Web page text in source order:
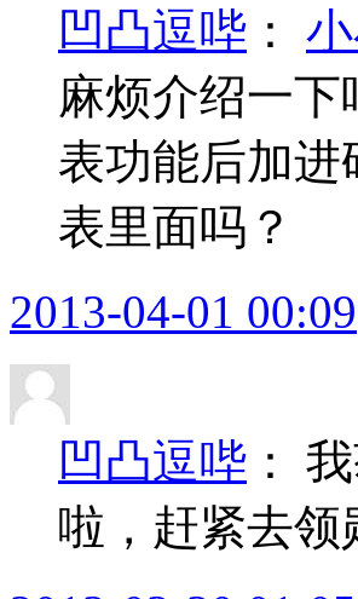
凹凸逗哔 ：
麻烦介绍一
表功能后加
表里面吗？
2013-04-01 00:09
凹凸逗哔 ：
啦，赶紧去